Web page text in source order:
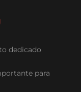
dedicado
para